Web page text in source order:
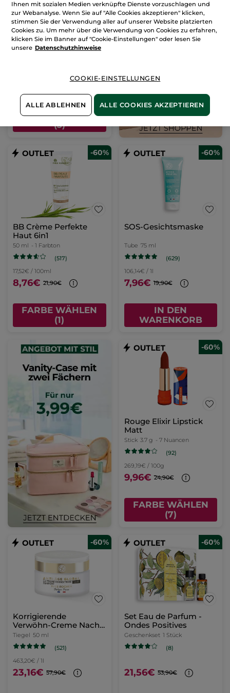
Rouge Elixir Glow
Stift 3.5 g - 3 Nuancen
FARBE WÄHLEN
(3)
-60%
BB Crème Perfekte
Haut 6in1
50 ml - 1 Farbton
(517)
17,52€ / 100ml
8,76€ 21,90€
FARBE WÄHLEN
(1)
-60%
SOS-Gesichtsmaske
Tube 75 ml
(629)
106,14€ / 1l
7,96€ 19,90€
IN DEN
WARENKORB
-60%
Rouge Elixir Lipstick
Matt
Stick 3.7 g - 7 Nuancen
(92)
269,19€ / 100g
9,96€ 24,90€
FARBE WÄHLEN
(7)
-60%
Korrigierende
Verwöhn-Creme Nacht
50 ml
Tiegel 50 ml
(521)
463,20€ / 1l
23,16€ 57,90€
-60%
Set Eau de Parfum -
Ondes Positives
Geschenkset 1 Stück
(8)
21,56€ 53,90€
Ihnen mit sozialen Medien verknüpfte Dienste vorzuschlagen und
zur Webanalyse. Wenn Sie auf "Alle Cookies akzeptieren" klicken,
stimmen Sie der Verwendung aller auf unserer Website platzierten
Cookies zu. Um mehr über die Verwendung von Cookies zu erfahren,
klicken Sie im Banner auf "Cookie-Einstellungen" oder lesen Sie
unsere Datenschutzhinweise
COOKIE-EINSTELLUNGEN
ALLE ABLEHNEN ALLE COOKIES AKZEPTIEREN